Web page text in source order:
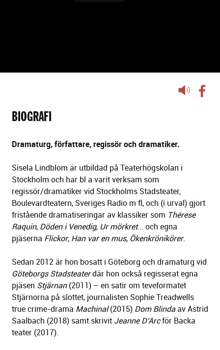
Lyssna
BIOGRAFI
Dramaturg, författare, regissör och dramatiker.
Sisela Lindblom är utbildad på Teaterhögskolan i
Stockholm och har bl a varit verksam som
regissör/dramatiker vid Stockholms Stadsteater,
Boulevardteatern, Sveriges Radio m fl, och (i urval) gjort
fristående dramatiseringar av klassiker som Thérese
Raquin, Döden i Venedig, Ur mörkret... och egna
pjäserna Flickor, Han var en mus, Ökenkrönikörer.
Sedan 2012 är hon bosatt i Göteborg och dramaturg vid
Göteborgs Stadsteaterdär hon också regisserat egna
pjäsen Stjärnan(2011) – en satir om teveformatet
Stjärnorna på slottet, journalisten Sophie Treadwells
true crime-drama Machinal(2015) Dom Blindaav Astrid
Saalbach (2018) samt skrivit Jeanne D’Arcför Backa
teater (2017).